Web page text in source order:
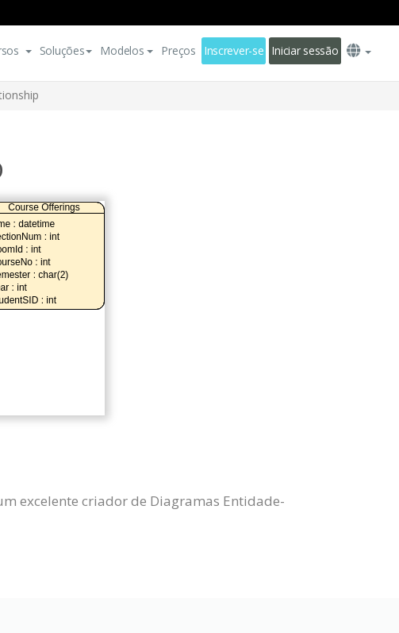
Soluções Modelos Preços Inscrever-se Iniciar sessão
excelente criador de Diagramas Entidade-